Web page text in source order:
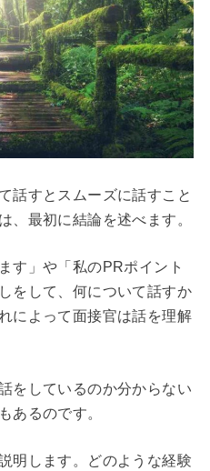
話すとスムーズに話すこと
、最初に結論を述べます。
す」や「私のPRポイント
をして、何について話すか
によって面接官は話を理解
をしているのか分からない
あるのです。
明します。どのような経験